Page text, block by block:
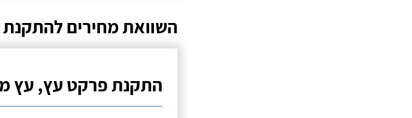
השוואת מחירים
התקנת פרקט עץ, עץ